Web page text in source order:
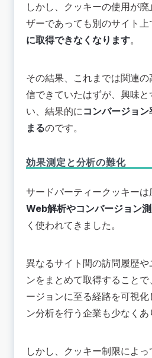
しかし、クッキーの使用が
ザーであっても別のサイト上
に取得できなくなります。
その結果、これまでは関連
信できていたはずが、興味と
い、結果的にコンバージョ
まるのです。
効果測定と分析の難化
サードパーティークッキーは
Web解析やコンバージョン
く使われてきました。
異なるサイト間の訪問履歴
ンをまとめて取得すること
ージョンに至る経路を可視
ン分析を行う企業も少なくあ
しかし、クッキー制限によ